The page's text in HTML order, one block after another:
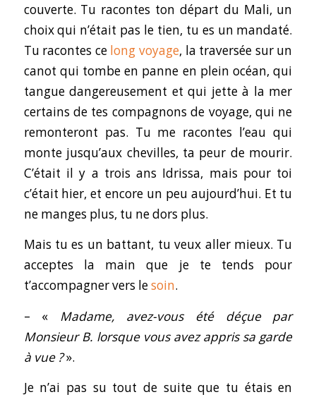
couverte. Tu racontes ton départ du Mali, un
choix qui n’était pas le tien, tu es un mandaté.
Tu racontes ce long voyage, la traversée sur un
canot qui tombe en panne en plein océan, qui
tangue dangereusement et qui jette à la mer
certains de tes compagnons de voyage, qui ne
remonteront pas. Tu me racontes l’eau qui
monte jusqu’aux chevilles, ta peur de mourir.
C’était il y a trois ans Idrissa, mais pour toi
c’était hier, et encore un peu aujourd’hui. Et tu
ne manges plus, tu ne dors plus.
Mais tu es un battant, tu veux aller mieux. Tu
acceptes la main que je te tends pour
t’accompagner vers lesoin.
– « Madame, avez-vous été déçue par
Monsieur B. lorsque vous avez appris sa garde
à vue ?».
Je n’ai pas su tout de suite que tu étais en